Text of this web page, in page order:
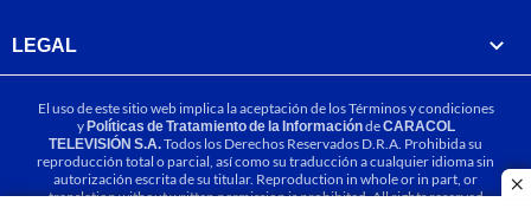
LEGAL
El uso de este sitio web implica la aceptación de losTérminos y condiciones
yPolíticas de Tratamiento de la InformacióndeCARACOL
TELEVISIÓN S.A.Todos los Derechos Reservados D.R.A. Prohibida su
reproducción total o parcial, así como su traducción a cualquier idioma sin
autorización escrita de su titular. Reproduction in whole or in part, or
translation without written permission is prohibited. All rights reserved